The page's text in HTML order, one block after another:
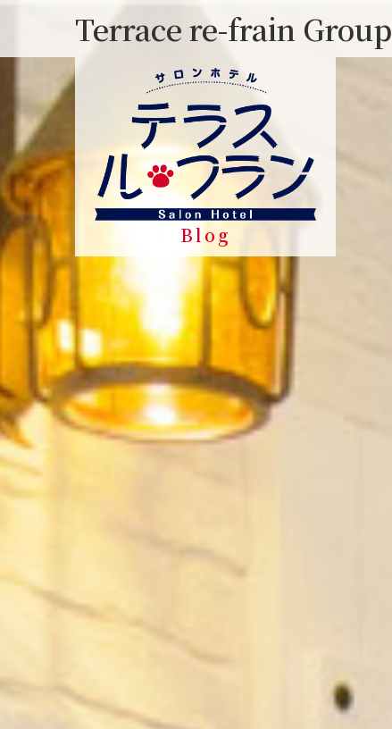
content
Terrace re-frain Group
Blog